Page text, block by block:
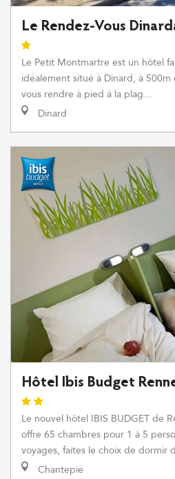
Le Rendez-Vous
Le Petit Montmartre est un hôtel
idéalement situé à Dinard, à 500m
vous rendre à pied à la plag...
Dinard
Hôtel Ibis Budget
Le nouvel hôtel IBIS BUDGET de
offre 65 chambres pour 1 à 5
voyages, faites le choix de dormir
Chantepie